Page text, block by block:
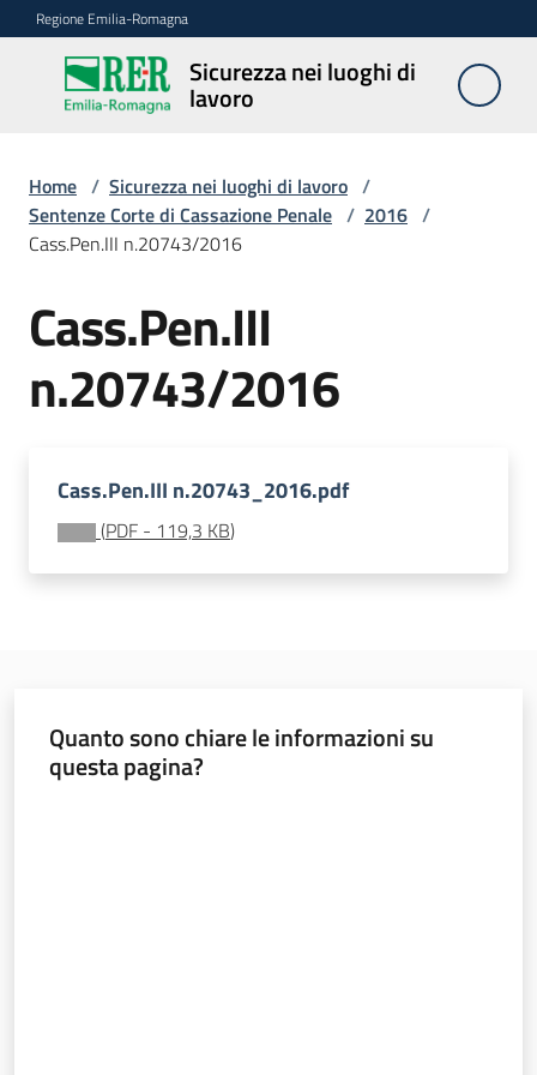
Vai al contenuto
Vai alla navigazione
Vai al footer
Regione Emilia-Romagna
Sicurezza nei luoghi di
lavoro
Sicurezza
nei
lavoro
Sicurezza
costruzioni
Coordinamento
prevenzione
vigilanza
sicurezza
Home / Sicurezza nei luoghi di lavoro /
Sentenze Corte di Cassazione Penale / 2016 /
Cass.Pen.III n.20743/2016
Cass.Pen.III
n.20743/2016
Cass.Pen.III n.20743_2016.pdf
(PDF - 119,3 KB)
Quanto sono chiare le informazioni su
questa pagina?